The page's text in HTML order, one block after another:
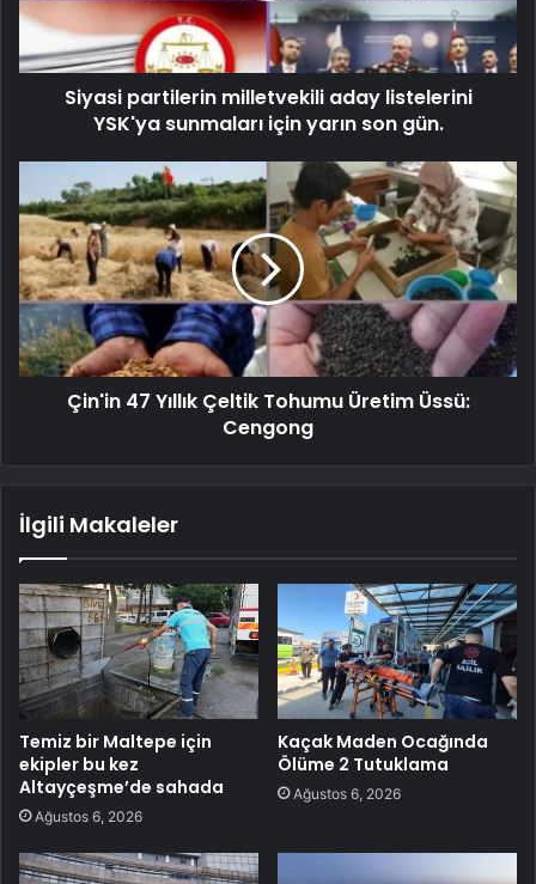
Siyasi partilerin milletvekili aday listelerini
YSK'ya sunmaları için yarın son gün.
Çin'in 47 Yıllık Çeltik Tohumu Üretim Üssü:
Cengong
İlgili Makaleler
Temiz bir Maltepe için
ekipler bu kez
Altayçeşme’de sahada
Ağustos 6, 2026
Kaçak Maden Ocağında
Ölüme 2 Tutuklama
Ağustos 6, 2026